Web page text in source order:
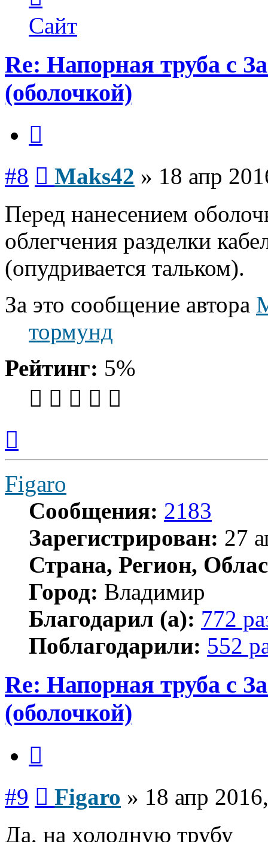
пользователя
Maks42
Сайт
Re: Напорная труба с
(оболочкой)
#8 Maks42 » 18 апр
Перед нанесением
облегчения разделки
(опудривается тальком).
За это сообщение автора
тормунд
Рейтинг: 5%
началу
Figaro
Сообщения: 2183
Зарегистрирован: 27
Страна, Регион,
Город: Владимир
Благодарил (а): 772
Поблагодарили: 552
Re: Напорная труба с
(оболочкой)
#9 Figaro » 18 апр
Да, на холодную трубу